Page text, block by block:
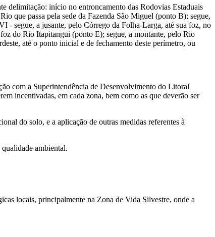
início no entroncamento das Rodovias Estaduais
que passa pela sede da Fazenda São Miguel (ponto B); segue,
- segue, a jusante, pelo Córrego da Folha-Larga, até sua foz, no
do Rio Itapitangui (ponto E); segue, a montante, pelo Rio
até o ponto inicial e de fechamento deste perímetro, ou
com a Superintendência de Desenvolvimento do Litoral
incentivadas, em cada zona, bem como as que deverão ser
do solo, e a aplicação de outras medidas referentes à
ambiental.
locais, principalmente na Zona de Vida Silvestre, onde a